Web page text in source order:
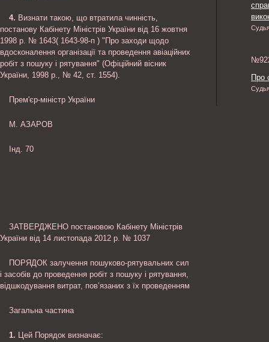
4. Визнати такою, що втратила чинність,
постанову Кабінету Міністрів України від 16 жовтня
1998 р. № 1643( 1643-98-п ) "Про заходи щодо
вдосконалення організації та проведення авіаційних
робіт з пошуку і рятування" (Офіційний вісник
України, 1998 р., № 42, ст. 1554).
Прем'єр-міністр України
М. АЗАРОВ
Інд. 70
ЗАТВЕРДЖЕНО постановою Кабінету Міністрів
України від 14 листопада 2012 р. № 1037
ПОРЯДОК залучення пошуково-рятувальних сил
і засобів до проведення робіт з пошуку і рятування,
відшкодування витрат, пов’язаних з їх проведенням
Загальна частина
1. Цей Порядок визначає:
Про